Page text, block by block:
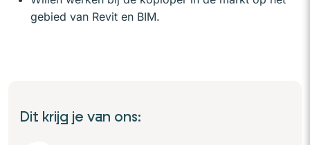
gebied van Revit en BIM.
Dit krijg je van ons: